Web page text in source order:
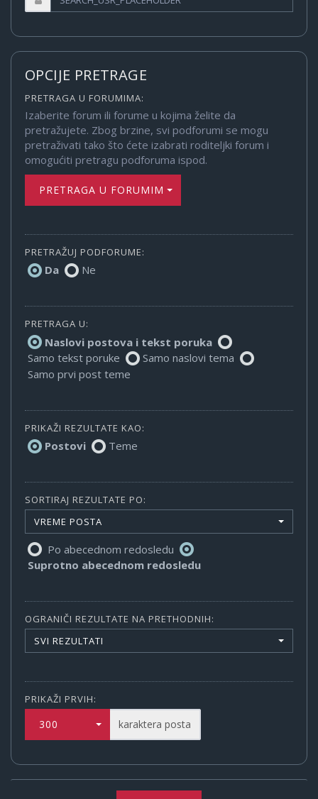
OPCIJE PRETRAGE
PRETRAGA U FORUMIMA:
Izaberite forum ili forume u kojima želite da
pretražujete. Zbog brzine, svi podforumi se mogu
pretraživati tako što ćete izabrati roditeljki forum i
omogućiti pretragu podforuma ispod.
PRETRAGA U FORUMIMA
PRETRAŽUJ PODFORUME:
Da Ne
PRETRAGA U:
Naslovi postova i tekst poruka
Samo tekst poruke
Samo naslovi tema
Samo prvi post teme
PRIKAŽI REZULTATE KAO:
Postovi Teme
SORTIRAJ REZULTATE PO:
VREME POSTA
Po abecednom redosledu
Suprotno abecednom redosledu
OGRANIČI REZULTATE NA PRETHODNIH:
SVI REZULTATI
PRIKAŽI PRVIH:
300 karaktera posta